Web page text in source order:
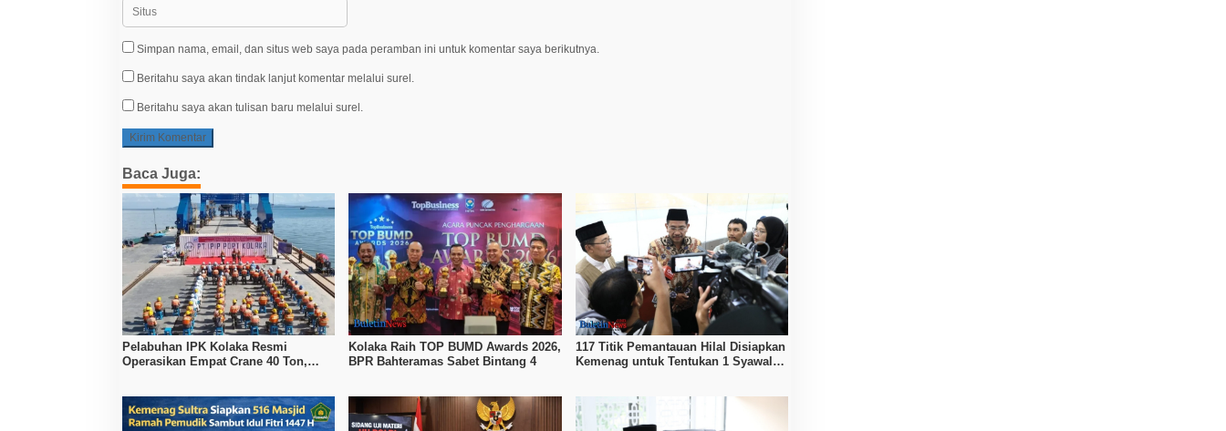
Simpan nama, email, dan situs web saya pada peramban ini untuk komentar saya berikutnya.
Beritahu saya akan tindak lanjut komentar melalui surel.
Beritahu saya akan tulisan baru melalui surel.
Baca Juga:
Pelabuhan IPK Kolaka Resmi
Operasikan Empat Crane 40 Ton,
Kolaka Raih TOP BUMD Awards 2026,
BPR Bahteramas Sabet Bintang 4
117 Titik Pemantauan Hilal Disiapkan
Kemenag untuk Tentukan 1 Syawal